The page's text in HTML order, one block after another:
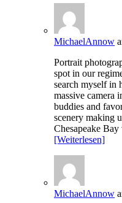
MichaelAnnow
Portrait
spot in our
search myself in
massive camera
buddies and
scenery making
Chesapeake
[Weiterlesen]
MichaelAnnow